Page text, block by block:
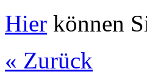
Hier können
« Zurück